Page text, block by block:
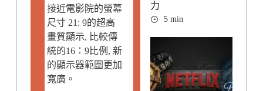
接近電影院的螢幕
尺寸 21: 9的超高
畫質顯示, 比較傳
統的16：9比例, 新
的顯示器範圍更加
寬廣。
力
5 min